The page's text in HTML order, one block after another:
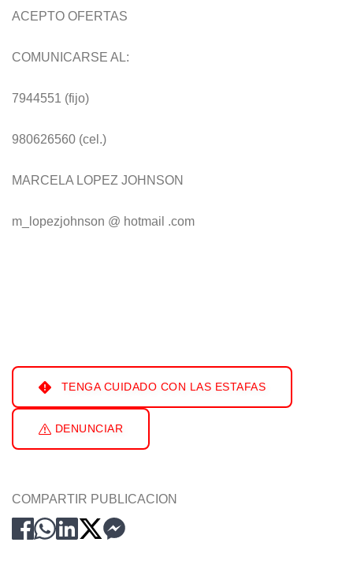
ACEPTO OFERTAS
COMUNICARSE AL:
7944551 (fijo)
980626560 (cel.)
MARCELA LOPEZ JOHNSON
m_lopezjohnson @ hotmail .com
TENGA CUIDADO CON LAS ESTAFAS
DENUNCIAR
COMPARTIR PUBLICACION